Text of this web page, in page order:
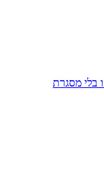
בלי מסגרת